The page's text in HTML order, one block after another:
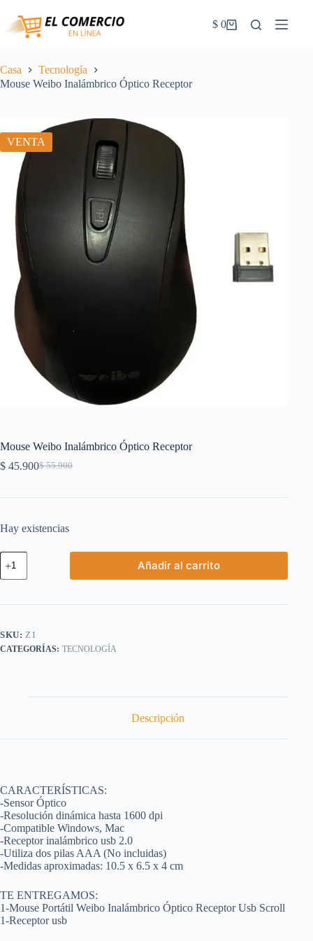
contenido
Carrito
$ 0
Casa
Tecnología
Mouse Weibo Inalámbrico Óptico Receptor
VENTA
Mouse Weibo Inalámbrico Óptico Receptor
$55.900
El
original
$ 45.900El
actual
Hay existencias
Mouse
Weibo
Inalámbrico
Receptor
Añadir al carrito
SKU: Z1
TECNOLOGÍA
Descripción
CARACTERÍSTICAS:
-Sensor Óptico
-Resolución dinámica hasta 1600 dpi
-Compatible Windows, Mac
-Receptor inalámbrico usb 2.0
-Utiliza dos pilas AAA (No incluidas)
-Medidas aproximadas: 10.5 x 6.5 x 4 cm
TE ENTREGAMOS:
1-Mouse Portátil Weibo Inalámbrico Óptico Receptor Usb Scroll
1-Receptor usb